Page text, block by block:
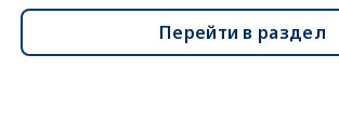
Перейти в раздел